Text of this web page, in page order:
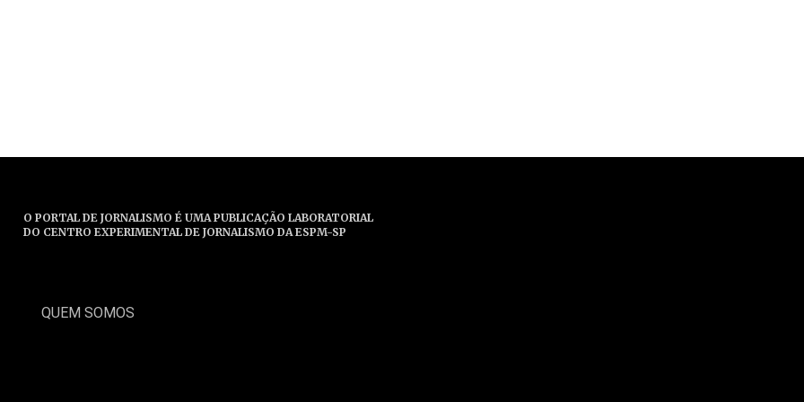
O PORTAL DE JORNALISMO É UMA PUBLICAÇÃO LABORATORIAL
DO CENTRO EXPERIMENTAL DE JORNALISMO DA ESPM-SP
QUEM SOMOS